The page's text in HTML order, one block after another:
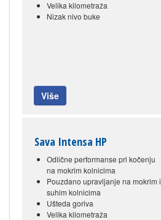
Velika kilometraža
Nizak nivo buke
Više
Sava Intensa HP
Odlične performanse pri kočenju
na mokrim kolnicima
Pouzdano upravljanje na mokrim i
suhim kolnicima
Ušteda goriva
Velika kilometraža